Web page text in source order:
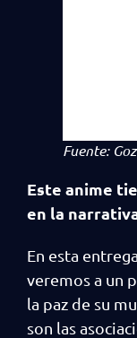
Fuente:
Este anime
en la
En esta
veremos a un
la paz de su
son las